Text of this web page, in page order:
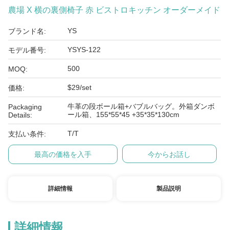
農場 X 横の裏側椅子 赤 ビストロキッチン オーダーメイド
ブランド名: YS
モデル番号: YSYS-122
MOQ: 500
価格: $29/set
Packaging
Details:
牛革の段ボール箱+バブルバッグ。外箱ダンボ
ール箱、155*55*45 +35*35*130cm
支払い条件: T/T
最高の価格を入手 今からお話し
詳細情報 製品説明
詳細情報